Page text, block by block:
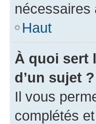
nécessaires
Haut
À quoi sert
d’un sujet ?
Il vous
complétés